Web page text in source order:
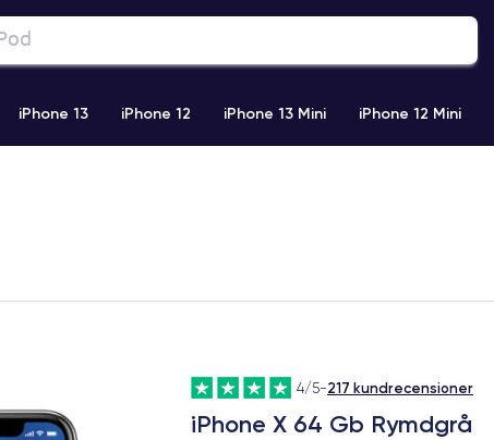
iPhone 13 iPhone 12 iPhone 13 Mini iPhone 12 Mini
4/5-217 kundrecensioner
iPhone X 64 Gb Rymdgrå